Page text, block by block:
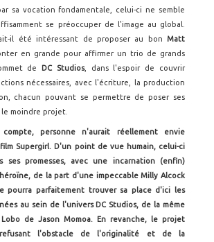
sa vocation fondamentale, celui-ci ne semble
se préoccuper de l'image au global.
il été intéressant de proposer au bon Matt
en grande pour affirmer un trio de grands
de DC Studios, dans l'espoir de couvrir
nécessaires, avec l'écriture, la production
chacun pouvant se permettre de poser ses
moindre projet.
personne n'aurait réellement envie
Supergirl. D'un point de vue humain, celui-ci
ses promesses, avec une incarnation (enfin)
de la part d'une impeccable Milly Alcock
pourra parfaitement trouver sa place d'ici les
au sein de l'univers DC Studios, de la même
de Jason Momoa. En revanche, le projet
l'obstacle de l'originalité et de la